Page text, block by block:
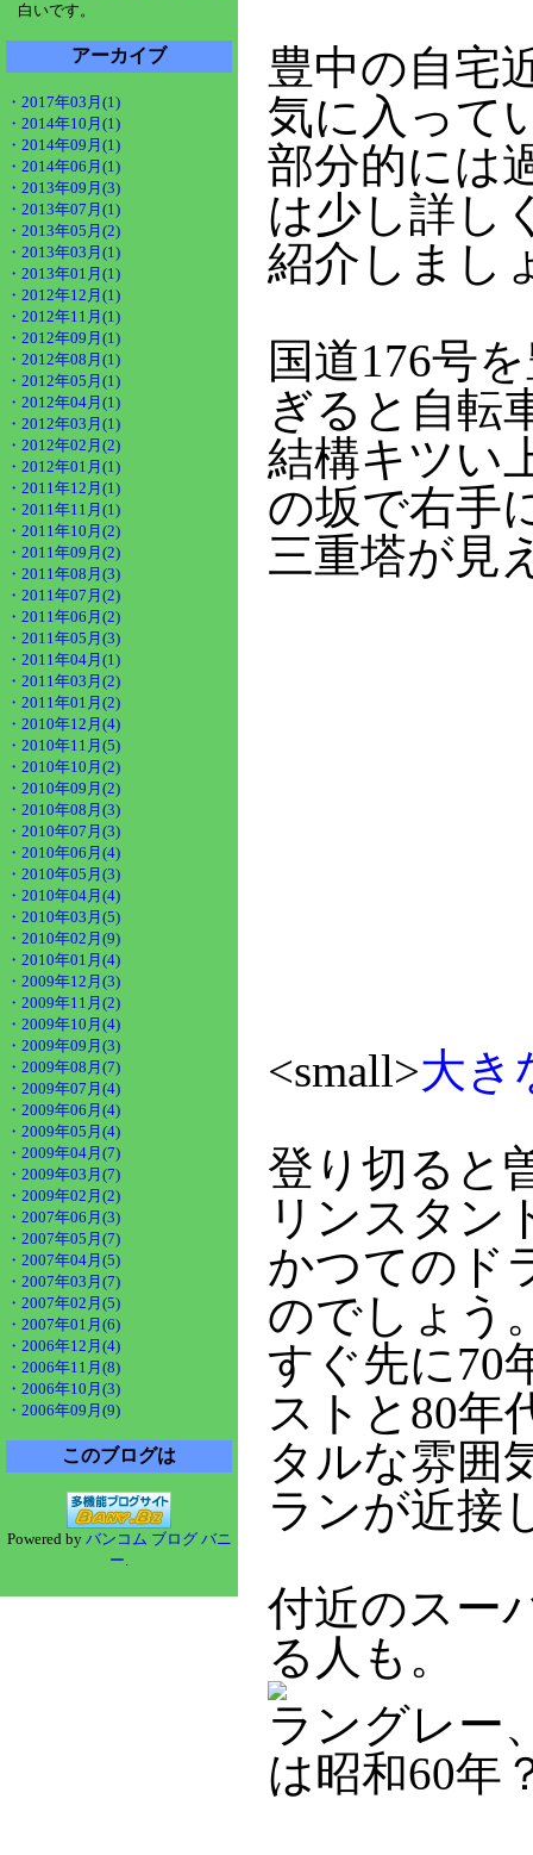
白いです。
アーカイブ
・2017年03月(1)
・2014年10月(1)
・2014年09月(1)
・2014年06月(1)
・2013年09月(3)
・2013年07月(1)
・2013年05月(2)
・2013年03月(1)
・2013年01月(1)
・2012年12月(1)
・2012年11月(1)
・2012年09月(1)
・2012年08月(1)
・2012年05月(1)
・2012年04月(1)
・2012年03月(1)
・2012年02月(2)
・2012年01月(1)
・2011年12月(1)
・2011年11月(1)
・2011年10月(2)
・2011年09月(2)
・2011年08月(3)
・2011年07月(2)
・2011年06月(2)
・2011年05月(3)
・2011年04月(1)
・2011年03月(2)
・2011年01月(2)
・2010年12月(4)
・2010年11月(5)
・2010年10月(2)
・2010年09月(2)
・2010年08月(3)
・2010年07月(3)
・2010年06月(4)
・2010年05月(3)
・2010年04月(4)
・2010年03月(5)
・2010年02月(9)
・2010年01月(4)
・2009年12月(3)
・2009年11月(2)
・2009年10月(4)
・2009年09月(3)
・2009年08月(7)
・2009年07月(4)
・2009年06月(4)
・2009年05月(4)
・2009年04月(7)
・2009年03月(7)
・2009年02月(2)
・2007年06月(3)
・2007年05月(7)
・2007年04月(5)
・2007年03月(7)
・2007年02月(5)
・2007年01月(6)
・2006年12月(4)
・2006年11月(8)
・2006年10月(3)
・2006年09月(9)
このブログは
Powered by バンコム ブログ バニ
ー.
豊中の自宅
気に入って
部分的には
は少し詳し
紹介しまし
国道176号
ぎると自転
結構キツい
の坂で右手
三重塔が見
<small>大き
登り切ると
リンスタン
かつてのド
のでしょう
すぐ先に70
ストと80年
タルな雰囲
ランが近接
付近のスー
る人も。
ラングレー
は昭和60年